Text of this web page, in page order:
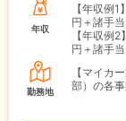
年収
【年収例1】
円＋諸手当
【年収例2】
円＋諸手当
勤務地
【マイカ
部）の各